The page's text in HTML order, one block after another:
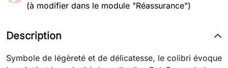
(à modifier dans le module "Réassurance")
Description
Symbole de légèreté et de délicatesse, le colibri évoque